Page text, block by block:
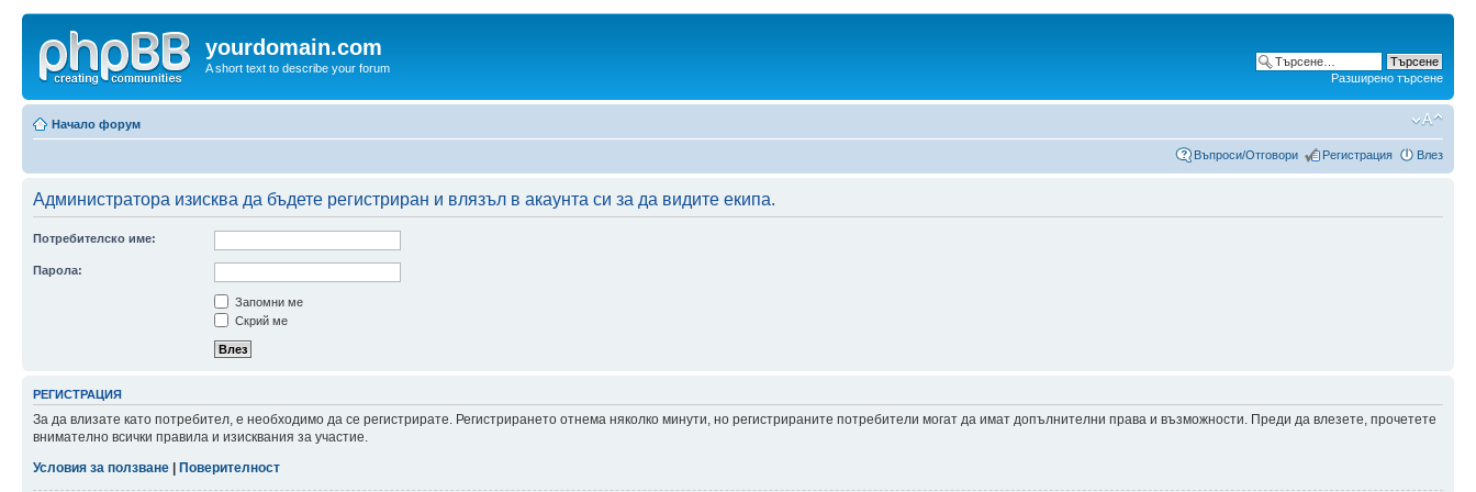
yourdomain.com
A short text to describe your forum
Разширено търсене
Начало форум
Въпроси/Отговори Регистрация Влез
Администратора изисква да бъдете регистриран и влязъл в акаунта си за да видите екипа.
Потребителско име:
Парола:
Запомни ме
Скрий ме
РЕГИСТРАЦИЯ
За да влизате като потребител, е необходимо да се регистрирате. Регистрирането отнема няколко минути, но регистрираните потребители могат да имат допълнителни права и възможности. Преди да влезете, прочетете
внимателно всички правила и изисквания за участие.
Условия за ползване
Поверителност